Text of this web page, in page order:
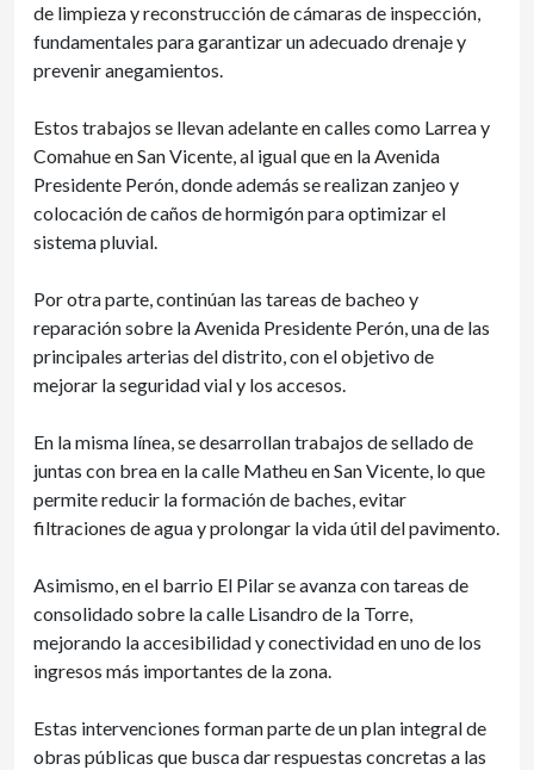
de limpieza y reconstrucción de cámaras de inspección,
fundamentales para garantizar un adecuado drenaje y
prevenir anegamientos.
Estos trabajos se llevan adelante en calles como Larrea y
Comahue en San Vicente, al igual que en la Avenida
Presidente Perón, donde además se realizan zanjeo y
colocación de caños de hormigón para optimizar el
sistema pluvial.
Por otra parte, continúan las tareas de bacheo y
reparación sobre la Avenida Presidente Perón, una de las
principales arterias del distrito, con el objetivo de
mejorar la seguridad vial y los accesos.
En la misma línea, se desarrollan trabajos de sellado de
juntas con brea en la calle Matheu en San Vicente, lo que
permite reducir la formación de baches, evitar
filtraciones de agua y prolongar la vida útil del pavimento.
Asimismo, en el barrio El Pilar se avanza con tareas de
consolidado sobre la calle Lisandro de la Torre,
mejorando la accesibilidad y conectividad en uno de los
ingresos más importantes de la zona.
Estas intervenciones forman parte de un plan integral de
obras públicas que busca dar respuestas concretas a las